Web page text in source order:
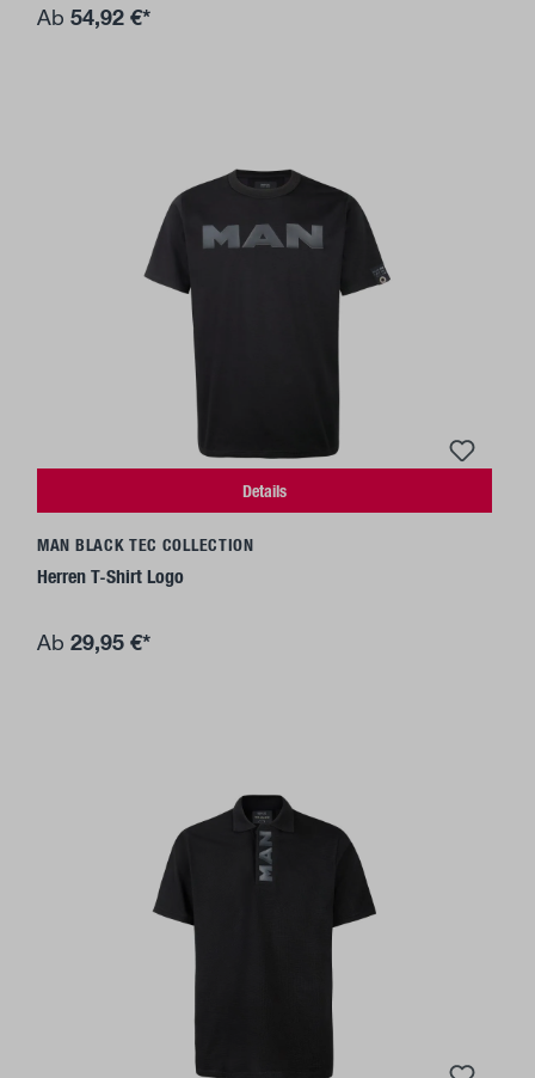
Ab 54,92 €*
Details
MAN BLACK TEC COLLECTION
Herren T-Shirt Logo
Ab 29,95 €*